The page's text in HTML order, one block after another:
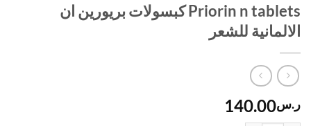
Priorin n tablets كبسولات بريورين ان
الالمانية للشعر
ر.س140.00